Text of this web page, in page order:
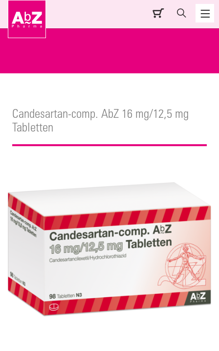
Candesartan-comp. AbZ 16 mg/12,5 mg
Tabletten